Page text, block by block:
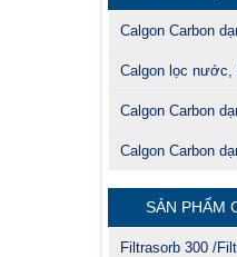
Calgon Carbon
Calgon lọc nước,
Calgon Carbon
Calgon Carbon
SẢN PHẨM
Filtrasorb 300 /